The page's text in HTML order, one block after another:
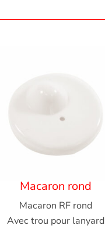
Macaron rond
Macaron RF rond
Avec trou pour lanyard